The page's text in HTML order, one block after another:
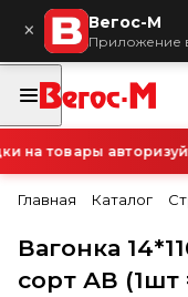
× Вегос-М
Приложение
товары
Главная Каталог
Вагонка
сорт АВ (1шт